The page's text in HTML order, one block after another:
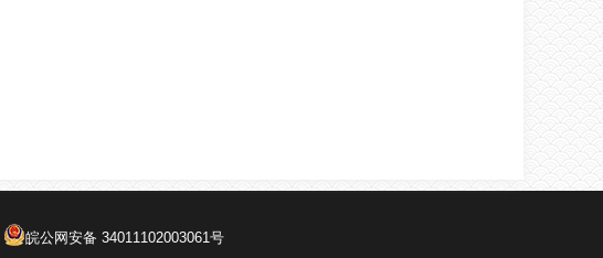
皖公网安备 34011102003061号